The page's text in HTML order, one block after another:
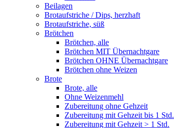
Beilagen
Brotaufstriche / Dips, herzhaft
Brotaufstriche, süß
Brötchen
Brötchen, alle
Brötchen MIT Übernachtgare
Brötchen OHNE Übernachtgare
Brötchen ohne Weizen
Brote
Brote, alle
Ohne Weizenmehl
Zubereitung ohne Gehzeit
Zubereitung mit Gehzeit bis 1 Std.
Zubereitung mit Gehzeit > 1 Std.